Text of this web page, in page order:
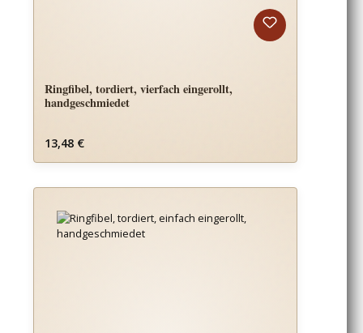
Ringfibel, tordiert, vierfach eingerollt,
handgeschmiedet
Regulärer Preis:
13,48 €